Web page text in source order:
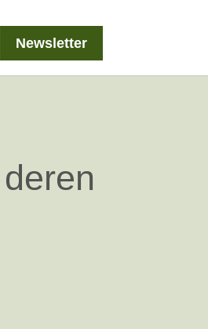
Newsletter